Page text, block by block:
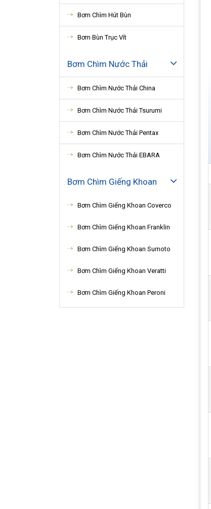
Bơm Chìm Hút Bùn
Bơm Bùn Trục Vít
Bơm Chìm Nước Thải
Bơm Chìm Nước Thải China
Bơm Chìm Nước Thải Tsurumi
Bơm Chìm Nước Thải Pentax
Bơm Chìm Nước Thải EBARA
Bơm Chìm Giếng Khoan
Bơm Chìm Giếng Khoan Coverco
Bơm Chìm Giếng Khoan Franklin
Bơm Chìm Giếng Khoan Sumoto
Bơm Chìm Giếng Khoan Veratti
Bơm Chìm Giếng Khoan Peroni